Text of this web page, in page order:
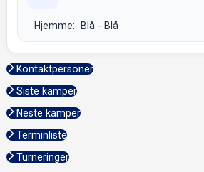
Hjemme: Blå - Blå
Kontaktpersoner
Siste kamper
Neste kamper
Terminliste
Turneringer